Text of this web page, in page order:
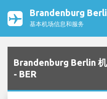
Brandenburg
基本机场信息和服务
Brandenburg Berlin
- BER